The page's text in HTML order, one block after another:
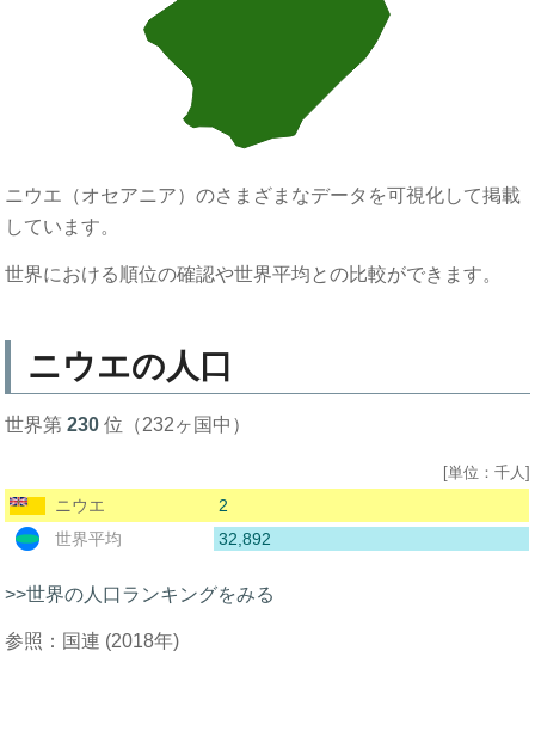
ニウエ（オセアニア）のさまざまなデータを可視化して掲載
しています。
世界における順位の確認や世界平均との比較ができます。
ニウエの人口
世界第230 位（232ヶ国中）
[単位：千人]
ニウエ
2
世界平均
32,892
>>世界の人口ランキングをみる
参照：国連 (2018年)